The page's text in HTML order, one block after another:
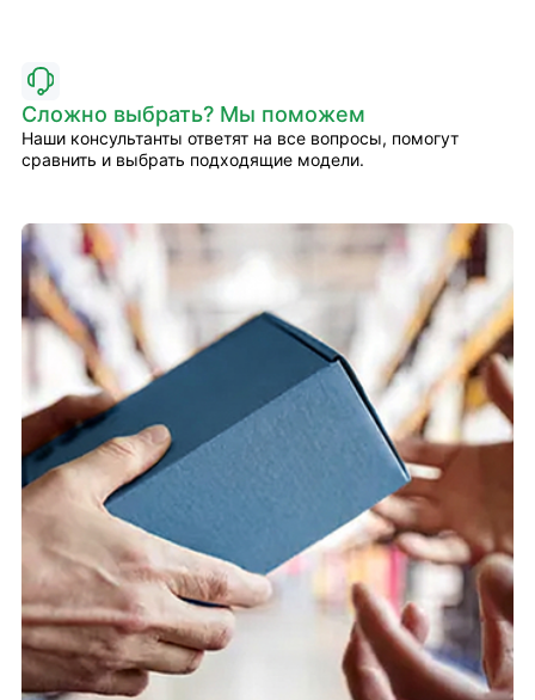
Сложно выбрать? Мы поможем
Наши консультанты ответят на все вопросы, помогут
сравнить и выбрать подходящие модели.